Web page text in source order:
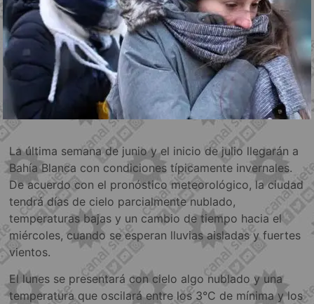
La última semana de junio y el inicio de julio llegarán a
Bahía Blanca con condiciones típicamente invernales.
De acuerdo con el pronóstico meteorológico, la ciudad
tendrá días de cielo parcialmente nublado,
temperaturas bajas y un cambio de tiempo hacia el
miércoles, cuando se esperan lluvias aisladas y fuertes
vientos.
El lunes se presentará con cielo algo nublado y una
temperatura que oscilará entre los 3°C de mínima y los